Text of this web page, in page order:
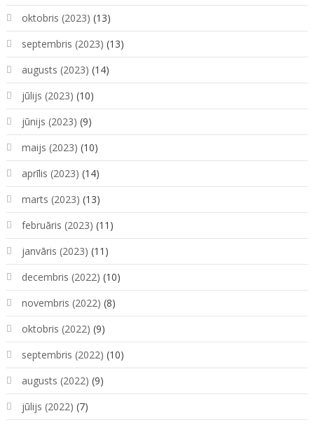
oktobris (2023) (13)
septembris (2023) (13)
augusts (2023) (14)
jūlijs (2023) (10)
jūnijs (2023) (9)
maijs (2023) (10)
aprīlis (2023) (14)
marts (2023) (13)
februāris (2023) (11)
janvāris (2023) (11)
decembris (2022) (10)
novembris (2022) (8)
oktobris (2022) (9)
septembris (2022) (10)
augusts (2022) (9)
jūlijs (2022) (7)